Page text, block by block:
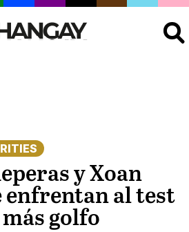
y Xoan
enfrentan al test
golfo